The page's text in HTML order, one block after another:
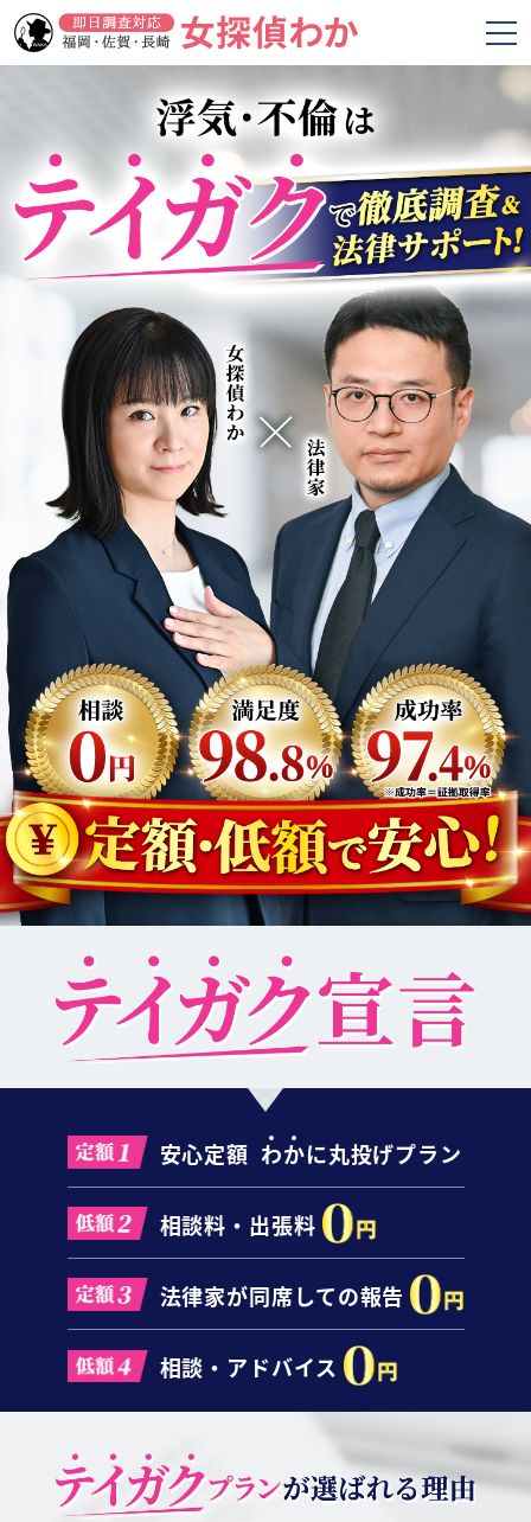
ホーム
女探偵わかの強み
調査項目
料金
調査の流れ
お客様の声
よくあるご質問
会社概要
弁護士紹介
行政書士紹介
探偵読み物 お知らせ
プライバシーポリシー
女性探偵対応・相談/見積り0円
福岡
0120-852-267
佐賀
0120-905-718
長
0120-
受付時間：9時～23時（年中無休）
面談や調査中により、女性探偵以外の
メールで相談・お問い合わせ
安心定額 わかに丸投げプラン
相談料・出張料
法律家が同席しての報告
相談・アドバイス